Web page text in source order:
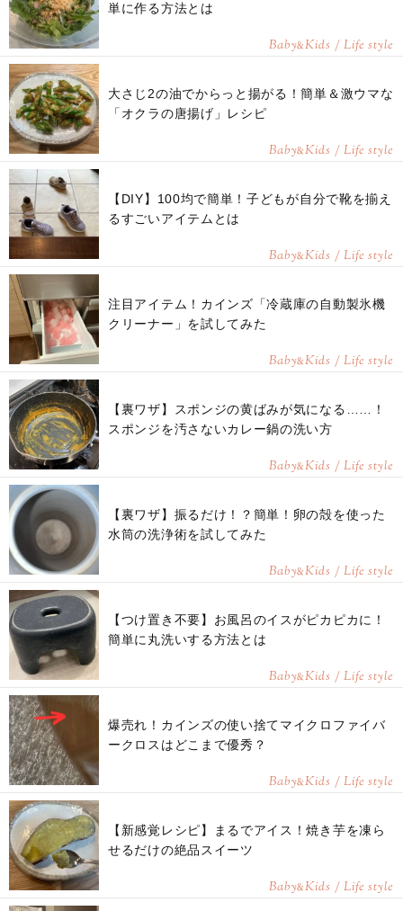
単に作る方法とは
Baby&Kids / Life style
大さじ2の油でからっと揚がる！簡単＆激ウマな
「オクラの唐揚げ」レシピ
Baby&Kids / Life style
【DIY】100均で簡単！子どもが自分で靴を揃え
るすごいアイテムとは
Baby&Kids / Life style
注目アイテム！カインズ「冷蔵庫の自動製氷機
クリーナー」を試してみた
Baby&Kids / Life style
【裏ワザ】スポンジの黄ばみが気になる……！
スポンジを汚さないカレー鍋の洗い方
Baby&Kids / Life style
【裏ワザ】振るだけ！？簡単！卵の殻を使った
水筒の洗浄術を試してみた
Baby&Kids / Life style
【つけ置き不要】お風呂のイスがピカピカに！
簡単に丸洗いする方法とは
Baby&Kids / Life style
爆売れ！カインズの使い捨てマイクロファイバ
ークロスはどこまで優秀？
Baby&Kids / Life style
【新感覚レシピ】まるでアイス！焼き芋を凍ら
せるだけの絶品スイーツ
Baby&Kids / Life style